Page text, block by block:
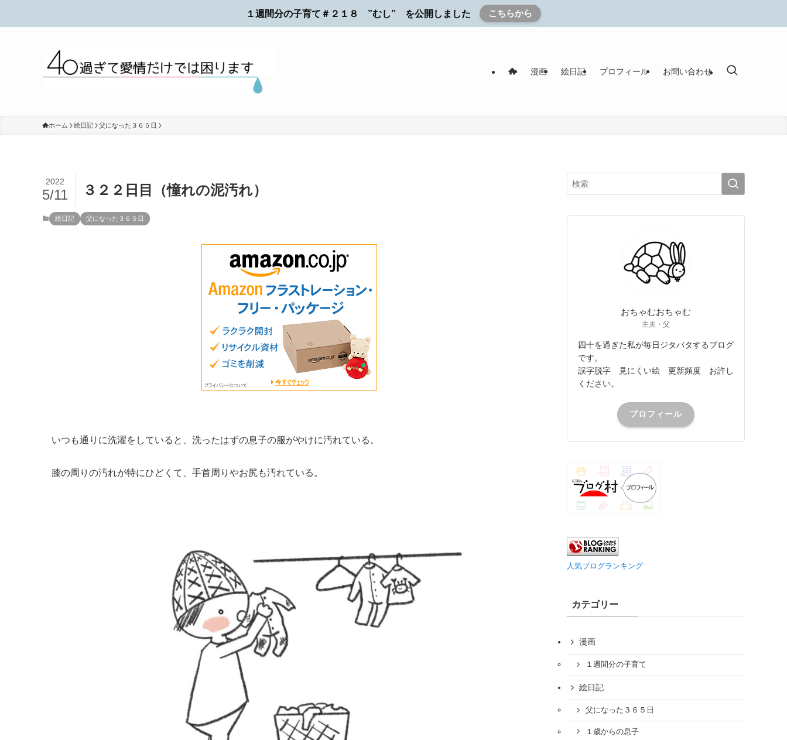
１週間分の子育て＃２１８ ”むし” を公開しました こちらから
漫画 絵日記 プロフィール お問い合わせ
ホーム 絵日記 父になった３６５日
３２２日目（憧れの泥汚れ）
2022
5/11
絵日記 父になった３６５日
いつも通りに洗濯をしていると、洗ったはずの息子の服がやけに汚れている。
膝の周りの汚れが特にひどくて、手首周りやお尻も汚れている。
おちゃむおちゃむ
主夫・父
四十を過ぎた私が毎日ジタバタするブログ
です。
誤字脱字 見にくい絵 更新頻度 お許し
ください。
プロフィール
人気ブログランキング
カテゴリー
漫画
１週間分の子育て
絵日記
父になった３６５日
１歳からの息子